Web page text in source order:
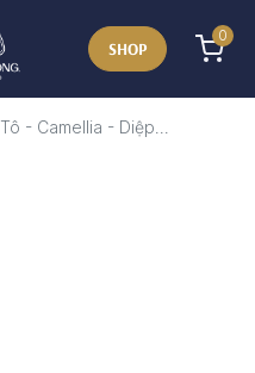
SHOP
0
Tô - Camellia - Diệp...